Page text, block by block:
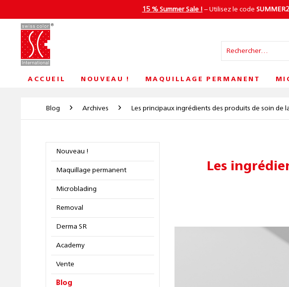
15 % Summer Sale ! – Utilisez le code
ACCUEIL NOUVEAU ! MAQUILLAGE PERMANENT
Blog Archives Les principaux ingrédients des produits de soin de
Nouveau !
Maquillage permanent
Microblading
Removal
Derma SR
Academy
Vente
Blog
Les